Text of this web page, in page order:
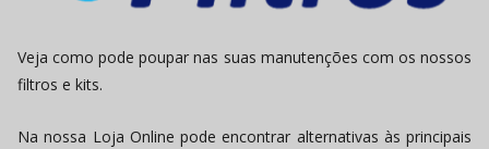
Veja como pode poupar nas suas manutenções com os nossos
filtros e kits.
Na nossa Loja Online pode encontrar alternativas às principais